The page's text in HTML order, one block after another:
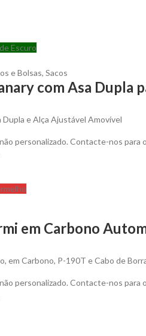
Escuro
e Bolsas, Sacos
com Asa Dupla
e Alça Ajustável Amovível
personalizado. Contacte-nos para
em Carbono
em Carbono, P-190T e Cabo de
personalizado. Contacte-nos para